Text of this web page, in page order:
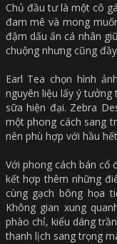
Chủ đầu tư là một cô
đam mê và mong
đậm dấu ấn cá nhân
chuộng nhưng cũng
Earl Tea chọn hình
nguyên liệu lấy ý
sữa hiện đại. Zebra
một phong cách sang
nên phù hợp với hầu
Với phong cách bán cổ
kết hợp thêm những
cùng gạch bông họa
Không gian xung
phào chỉ, kiểu dáng
thanh lịch sang trọng